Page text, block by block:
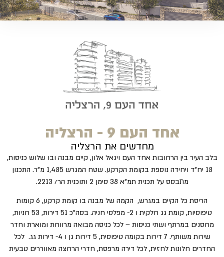
אחד העם 9 - הרצליה
מחדשים את הרצליה
בלב העיר בין הרחובות אחד העם ויגאל אלון, קיים מבנה ובו שלוש כניסות,
18 יח"ד ויחידה נוספת בקומת הקרקע. שטח המגרש 1,485 מ"ר. התכנון
מתבסס על תכנית תמ"א 38 סימן 2 ותוכנית הר/ 2213.
הריסת כל הקיים במגרש, הקמה של מבנה בו קומת קרקע, 6 קומות
טיפוסיות, קומת גג חלקית ו 2- מפלסי חניה. בסה"כ 51 דירות, 53 חניות,
מחסנים במרתף ושתי כניסות – לכל כניסה מבואה מרווחת ומוארת וחדר
שירות משותף. 7 דירות בקומה טיפוסית, 5 דירות גן ו 4- דירות גג. לכל
החדרים חלונות לחזית, לכל דירה מרפסת, חדרי הרחצה מאווררים טבעית